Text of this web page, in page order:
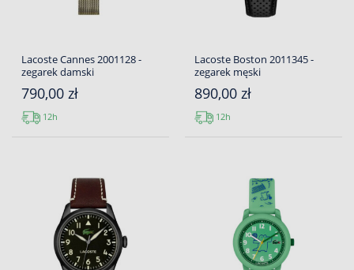
Lacoste Cannes 2001128 -
zegarek damski
790,00 zł
12h
Lacoste Boston 2011345 -
zegarek męski
890,00 zł
12h